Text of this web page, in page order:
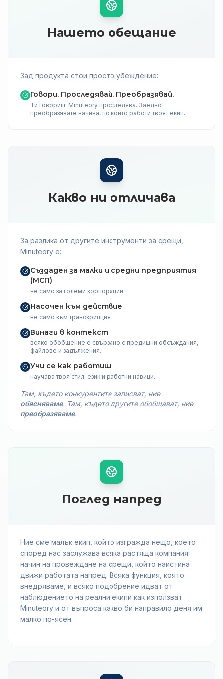
Нашето обещание
Зад продукта стои просто убеждение:
Говори. Проследявай. Преобразявай.
Ти говориш. Minuteory проследява. Заедно
преобразявате начина, по който работи твоят екип.
Какво ни отличава
За разлика от другите инструменти за срещи,
Minuteory е:
Създаден за малки и средни предприятия
(МСП)
не само за големи корпорации.
Насочен към действие
не само към транскрипция.
Винаги в контекст
всяко обобщение е свързано с предишни обсъждания,
файлове и задължения.
Учи се как работиш
научава твоя стил, език и работни навици.
Там, където конкурентите записват, ние
обясняваме. Там, където другите обобщават, ние
преобразяваме.
Поглед напред
Ние сме малък екип, който изгражда нещо, което
според нас заслужава всяка растяща компания:
начин на провеждане на срещи, който наистина
движи работата напред. Всяка функция, която
внедряваме, и всяко подобрение идват от
наблюдението на реални екипи как използват
Minuteory и от въпроса какво би направило деня им
малко по-ясен.